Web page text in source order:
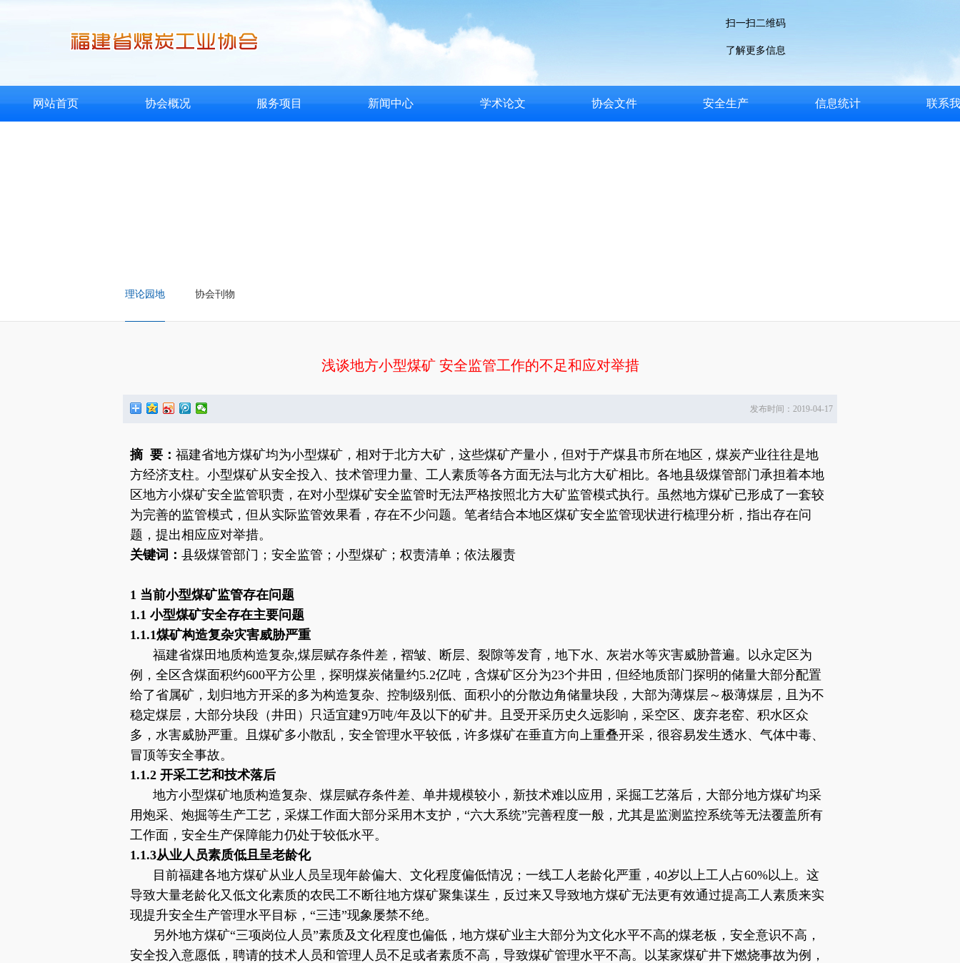
扫一扫二维码
了解更多信息
网站首页 协会概况 服务项目 新闻中心 学术论文 协会文件 安全生产 信息统计 联系
理论园地 协会刊物
浅谈地方小型煤矿 安全监管工作的不足和应对举措
发布时间：2019-04-17
摘 要： 福建省地方煤矿均为小型煤矿，相对于北方大矿，这些煤矿产量小，但对于产煤县市所在地区，煤炭产业往往是地
方经济支柱。小型煤矿从安全投入、技术管理力量、工人素质等各方面无法与北方大矿相比。各地县级煤管部门承担着本地
区地方小煤矿安全监管职责，在对小型煤矿安全监管时无法严格按照北方大矿监管模式执行。虽然地方煤矿已形成了一套较
为完善的监管模式，但从实际监管效果看，存在不少问题。笔者结合本地区煤矿安全监管现状进行梳理分析，指出存在问
题，提出相应应对举措。
关键词： 县级煤管部门；安全监管；小型煤矿；权责清单；依法履责
1 当前小型煤矿监管存在问题
1.1 小型煤矿安全存在主要问题
1.1.1煤矿构造复杂灾害威胁严重
福建省煤田地质构造复杂,煤层赋存条件差，褶皱、断层、裂隙等发育，地下水、灰岩水等灾害威胁普遍。以永定区为
例，全区含煤面积约600平方公里，探明煤炭储量约5.2亿吨，含煤矿区分为23个井田，但经地质部门探明的储量大部分配置
给了省属矿，划归地方开采的多为构造复杂、控制级别低、面积小的分散边角储量块段，大部为薄煤层～极薄煤层，且为不
稳定煤层，大部分块段（井田）只适宜建9万吨/年及以下的矿井。且受开采历史久远影响，采空区、废弃老窑、积水区众
多，水害威胁严重。且煤矿多小散乱，安全管理水平较低，许多煤矿在垂直方向上重叠开采，很容易发生透水、气体中毒、
冒顶等安全事故。
1.1.2 开采工艺和技术落后
地方小型煤矿地质构造复杂、煤层赋存条件差、单井规模较小，新技术难以应用，采掘工艺落后，大部分地方煤矿均采
用炮采、炮掘等生产工艺，采煤工作面大部分采用木支护， “六大系统”完善程度一般，尤其是监测监控系统等无法覆盖所有
工作面，安全生产保障能力仍处于较低水平。
1.1.3从业人员素质低且呈老龄化
目前福建各地方煤矿从业人员呈现年龄偏大、文化程度偏低情况；一线工人老龄化严重， 40岁以上工人占60%以上。这
导致大量老龄化又低文化素质的农民工不断往地方煤矿聚集谋生，反过来又导致地方煤矿无法更有效通过提高工人素质来实
现提升安全生产管理水平目标，“三违”现象屡禁不绝。
另外地方煤矿“三项岗位人员”素质及文化程度也偏低，地方煤矿业主大部分为文化水平不高的煤老板，安全意识不高，
安全投入意愿低，聘请的技术人员和管理人员不足或者素质不高，导致煤矿管理水平不高。以某家煤矿井下燃烧事故为例，